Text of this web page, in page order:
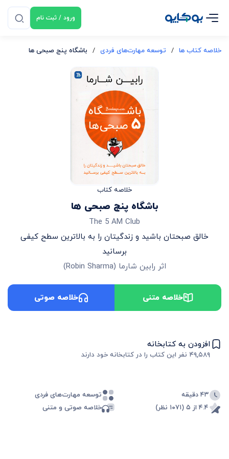
ورود / ثبت نام
خلاصه کتاب ها / توسعه مهارت‌های فردی / باشگاه پنج صبحی ها
خلاصه کتاب
باشگاه پنج صبحی ها
The 5 AM Club
خالق صبحتان باشید و زندگیتان را به بالاترین سطح کیفی
برسانید
اثر رابین شارما (
Robin Sharma
)
خلاصه متنی خلاصه صوتی
افزودن به کتابخانه
۴۹,۵۸۹ نفر این کتاب را در کتابخانه خود دارند
۴۳ دقیقه
توسعه مهارت‌های فردی
۴.۴ از ۵ (۱۰۷۱ نظر)
خلاصه صوتی و متنی